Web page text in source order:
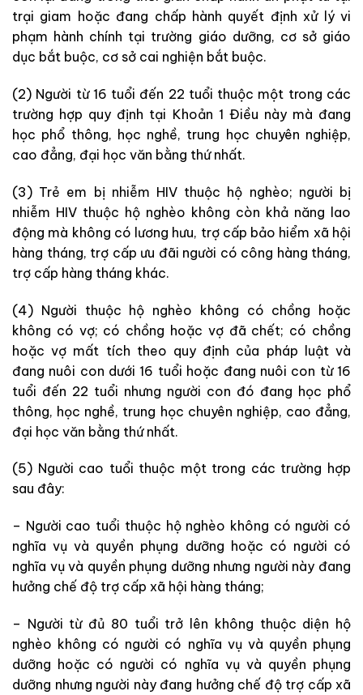
trại giam hoặc đang chấp hành quyết định xử lý vi
phạm hành chính tại trường giáo dưỡng, cơ sở giáo
dục bắt buộc, cơ sở cai nghiện bắt buộc.
(2) Người từ 16 tuổi đến 22 tuổi thuộc một trong các
trường hợp quy định tại Khoản 1 Điều này mà đang
học phổ thông, học nghề, trung học chuyên nghiệp,
cao đẳng, đại học văn bằng thứ nhất.
(3) Trẻ em bị nhiễm HIV thuộc hộ nghèo; người bị
nhiễm HIV thuộc hộ nghèo không còn khả năng lao
động mà không có lương hưu, trợ cấp bảo hiểm xã hội
hàng tháng, trợ cấp ưu đãi người có công hàng tháng,
trợ cấp hàng tháng khác.
(4) Người thuộc hộ nghèo không có chồng hoặc
không có vợ; có chồng hoặc vợ đã chết; có chồng
hoặc vợ mất tích theo quy định của pháp luật và
đang nuôi con dưới 16 tuổi hoặc đang nuôi con từ 16
tuổi đến 22 tuổi nhưng người con đó đang học phổ
thông, học nghề, trung học chuyên nghiệp, cao đẳng,
đại học văn bằng thứ nhất.
(5) Người cao tuổi thuộc một trong các trường hợp
sau đây:
– Người cao tuổi thuộc hộ nghèo không có người có
nghĩa vụ và quyền phụng dưỡng hoặc có người có
nghĩa vụ và quyền phụng dưỡng nhưng người này đang
hưởng chế độ trợ cấp xã hội hàng tháng;
– Người từ đủ 80 tuổi trở lên không thuộc diện hộ
nghèo không có người có nghĩa vụ và quyền phụng
dưỡng hoặc có người có nghĩa vụ và quyền phụng
dưỡng nhưng người này đang hưởng chế độ trợ cấp xã